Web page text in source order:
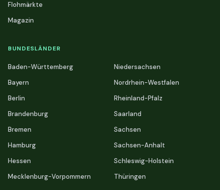
Flohmärkte
Magazin
BUNDESLÄNDER
Baden-Württemberg
Bayern
Berlin
Brandenburg
Bremen
Hamburg
Hessen
Mecklenburg-Vorpommern
Niedersachsen
Nordrhein-Westfalen
Rheinland-Pfalz
Saarland
Sachsen
Sachsen-Anhalt
Schleswig-Holstein
Thüringen